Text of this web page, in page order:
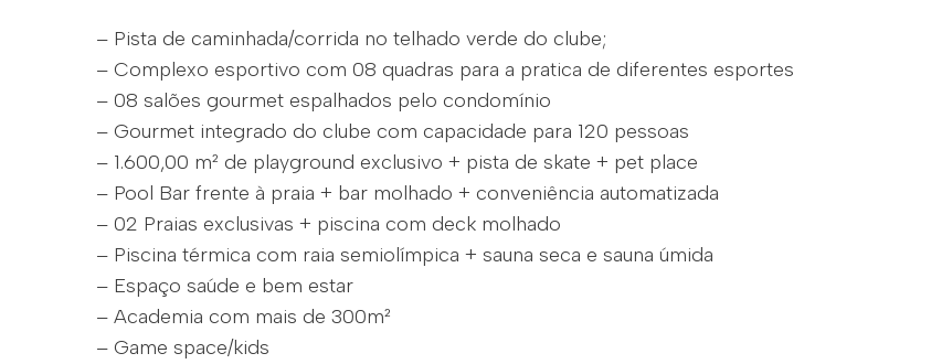
– Pista de caminhada/corrida no telhado verde do clube;
– Complexo esportivo com 08 quadras para a pratica de diferentes esportes
– 08 salões gourmet espalhados pelo condomínio
– Gourmet integrado do clube com capacidade para 120 pessoas
– 1.600,00 m² de playground exclusivo + pista de skate + pet place
– Pool Bar frente à praia + bar molhado + conveniência automatizada
– 02 Praias exclusivas + piscina com deck molhado
– Piscina térmica com raia semiolímpica + sauna seca e sauna úmida
– Espaço saúde e bem estar
– Academia com mais de 300m²
– Game space/kids